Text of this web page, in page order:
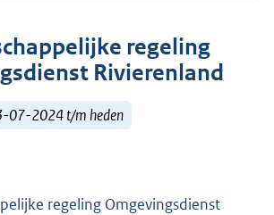
regeling
Rivierenland
07-2024 t/m heden
regeling Omgevingsdienst